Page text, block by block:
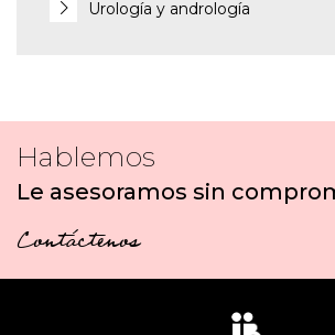
Urología y andrología
Hablemos
Le asesoramos sin
Contáctenos